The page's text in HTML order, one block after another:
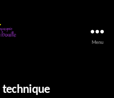
Menu
technique